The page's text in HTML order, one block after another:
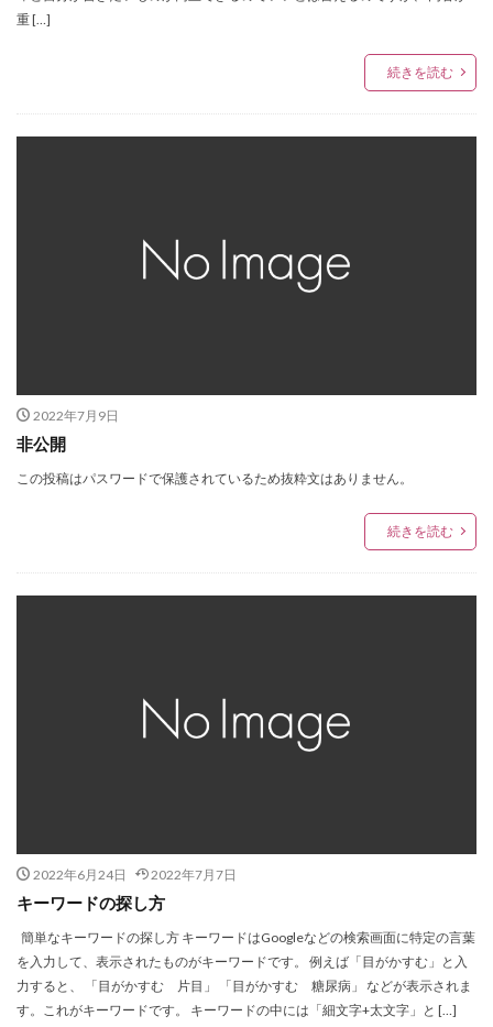
重 […]
続きを読む
2022年7月9日
非公開
この投稿はパスワードで保護されているため抜粋文はありません。
続きを読む
2022年6月24日 2022年7月7日
キーワードの探し方
簡単なキーワードの探し方 キーワードはGoogleなどの検索画面に特定の言葉
を入力して、表示されたものがキーワードです。 例えば「目がかすむ」と入
力すると、 「目がかすむ 片目」 「目がかすむ 糖尿病」 などが表示されま
す。これがキーワードです。 キーワードの中には「細文字+太文字」と […]